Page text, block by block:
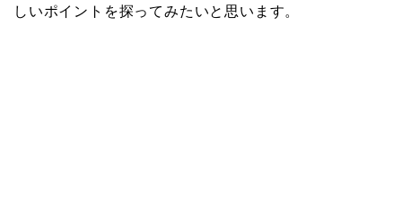
しいポイントを探ってみたいと思います。